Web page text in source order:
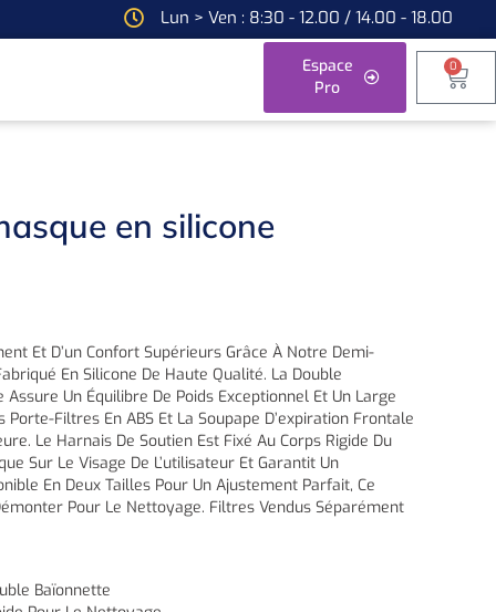
Lun > Ven : 8:30 - 12.00 / 14.00 - 18.00
Espace
Pro
0
en silicone
Et D’un Confort Supérieurs Grâce À Notre Demi-
En Silicone De Haute Qualité. La Double
Un Équilibre De Poids Exceptionnel Et Un Large
Porte-Filtres En ABS Et La Soupape D’expiration Frontale
Le Harnais De Soutien Est Fixé Au Corps Rigide Du
Sur Le Visage De L’utilisateur Et Garantit Un
En Deux Tailles Pour Un Ajustement Parfait, Ce
Pour Le Nettoyage. Filtres Vendus Séparément
Baïonnette